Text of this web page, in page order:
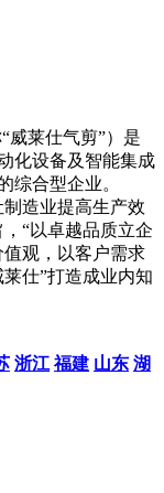
威莱仕气剪”）是
化设备及智能集成
综合型企业。
造业提高生产效
“以卓越品质立企
观，以客户需求
仕”打造成业内知
浙江 福建 山东 湖